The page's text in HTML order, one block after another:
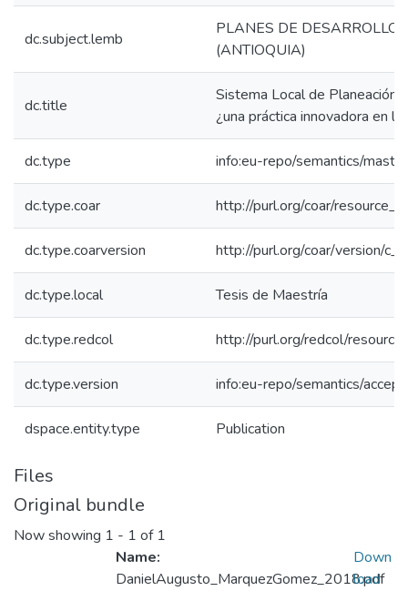
dc.subject.lemb
PLANES DE DESARROLLO
(ANTIOQUIA)
dc.title
Sistema Local de Planeación
¿una práctica innovadora en
dc.type info:eu-repo/semantics/
dc.type.coar http://purl.org/coar/
dc.type.coarversion http://purl.org/coar/version/
dc.type.local Tesis de Maestría
dc.type.redcol http://purl.org/redcol/
dc.type.version info:eu-repo/semantics/
dspace.entity.type Publication
Files
Original bundle
Now showing 1 - 1 of 1
Name:
DanielAugusto_MarquezGomez_2018.pdf
Down
load